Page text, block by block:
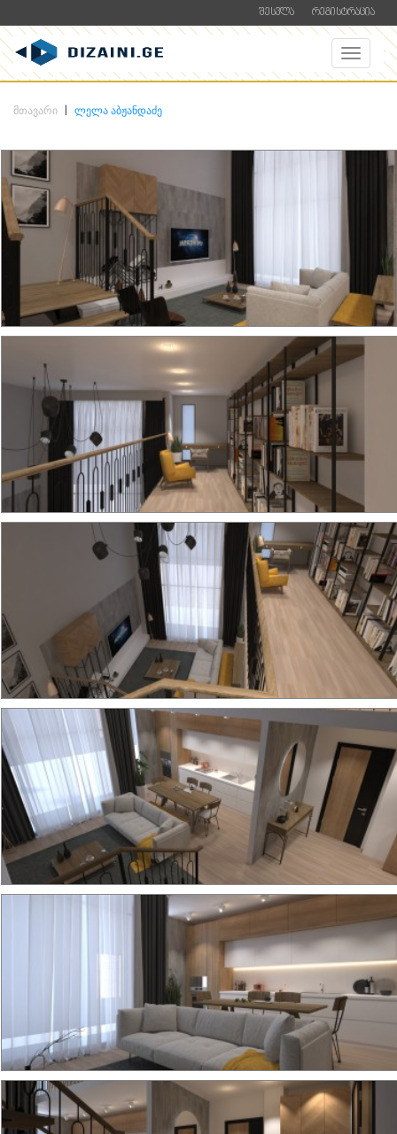
ᲨᲔᲡᲕᲚᲐ ᲠᲔᲒᲘᲡᲢᲠᲐᲪᲘᲐ
ᲛᲗᲐᲕᲐᲠᲘ ᲚᲔᲚᲐ ᲐᲑᲟᲐᲜᲓᲐᲫᲔ